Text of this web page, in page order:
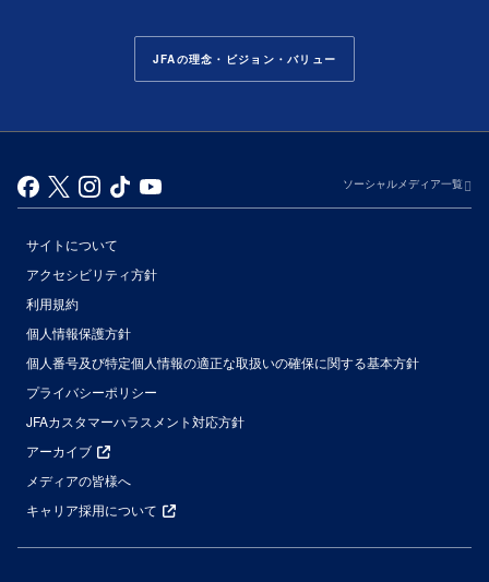
JFAの理念・ビジョン・バリュー
ソーシャルメディア一覧
サイトについて
アクセシビリティ方針
利用規約
個人情報保護方針
個人番号及び特定個人情報の適正な取扱いの確保に関する基本方針
プライバシーポリシー
JFAカスタマーハラスメント対応方針
アーカイブ
メディアの皆様へ
キャリア採用について